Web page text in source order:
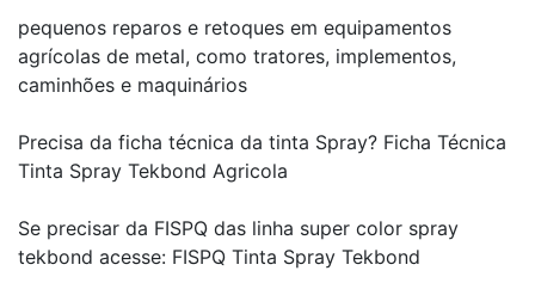
pequenos reparos e retoques em equipamentos
agrícolas de metal, como tratores, implementos,
caminhões e maquinários
Precisa da ficha técnica da tinta Spray? Ficha Técnica
Tinta Spray Tekbond Agricola
Se precisar da FISPQ das linha super color spray
tekbond acesse: FISPQ Tinta Spray Tekbond